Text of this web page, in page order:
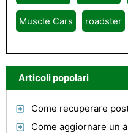
Muscle Cars roadster
Articoli popolari
Come recuperare